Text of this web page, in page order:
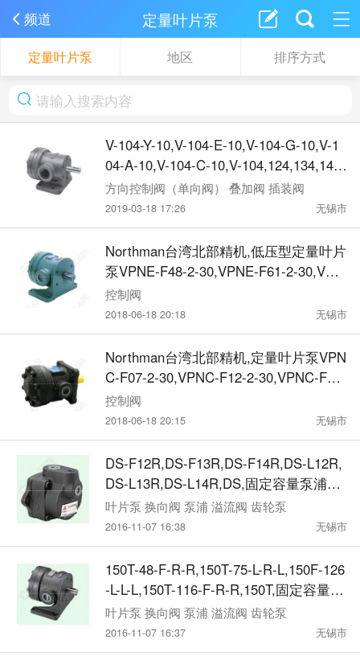
频道 定量叶片泵
定量叶片泵 地区 排序方式
V-104-Y-10,V-104-E-10,V-104-G-10,V-1
04-A-10,V-104-C-10,V-104,124,134,144
系列定量叶片泵
方向控制阀（单向阀） 叠加阀 插装阀
2019-03-18 17:26 无锡市
Northman台湾北部精机,低压型定量叶片
泵VPNE-F48-2-30,VPNE-F61-2-30,VPN
E-F75-2-30,VPNE-F94-2-30,VPNE-F116
-2-30,VPNE-48-2-30,VPNE-61-2-30,VP
NE-75-2-30,VPNE-94-2-30,VPNE-116-2
-30
控制阀
2018-06-18 20:18 无锡市
Northman台湾北部精机,定量叶片泵VPN
C-F07-2-30,VPNC-F12-2-30,VPNC-F14-
2-30,VPNC-F21-2-30,VPNC-F23-2-30,V
PNC-F26-2-30,VPNC-07-2-30,VPNC-12
-2-30,VPNC-21-2-30,VPNC-23-2-30
控制阀
2018-06-18 20:15 无锡市
DS-F12R,DS-F13R,DS-F14R,DS-L12R,
DS-L13R,DS-L14R,DS,固定容量泵浦YE
ESEN
叶片泵 换向阀 泵浦 溢流阀 齿轮泵
2016-11-07 16:38 无锡市
150T-48-F-R-R,150T-75-L-R-L,150F-126
-L-L-L,150T-116-F-R-R,150T,固定容量泵
浦YEESEN
叶片泵 换向阀 泵浦 溢流阀 齿轮泵
2016-11-07 16:37 无锡市